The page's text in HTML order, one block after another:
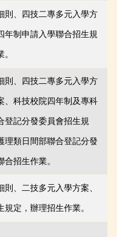
則、四技二專多元入學方
年制申請入學聯合招生規
則、四技二專多元入學方
、科技校院四年制及專科
登記分發委員會招生規
理類日間部聯合登記分發
合招生作業。
、二技多元入學方案、
定，辦理招生作業。